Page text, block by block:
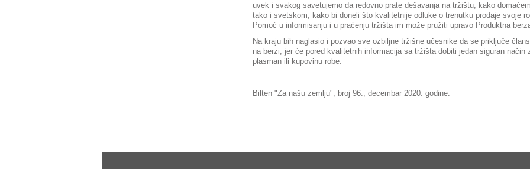
uvek i svakog savetujemo da redovno prate dešavanja na tržištu, kako domaćem
tako i svetskom, kako bi doneli što kvalitetnije odluke o trenutku prodaje svoje
Pomoć u informisanju i u praćenju tržišta im može pružiti upravo Produktna
Na kraju bih naglasio i pozvao sve ozbiljne tržišne učesnike da se priključe
na berzi, jer će pored kvalitetnih informacija sa tržišta dobiti jedan siguran način
plasman ili kupovinu robe.
Bilten "Za našu zemlju", broj 96., decembar 2020. godine.